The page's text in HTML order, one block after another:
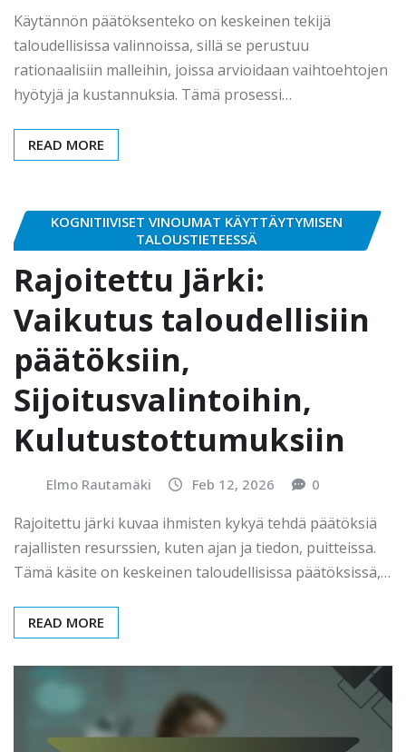
Käytännön päätöksenteko on keskeinen tekijä
taloudellisissa valinnoissa, sillä se perustuu
rationaalisiin malleihin, joissa arvioidaan vaihtoehtojen
hyötyjä ja kustannuksia. Tämä prosessi…
READ MORE
KOGNITIIVISET VINOUMAT KÄYTTÄYTYMISEN
TALOUSTIETEESSÄ
Rajoitettu Järki:
Vaikutus taloudellisiin
päätöksiin,
Sijoitusvalintoihin,
Kulutustottumuksiin
Elmo Rautamäki Feb 12, 2026 0
Rajoitettu järki kuvaa ihmisten kykyä tehdä päätöksiä
rajallisten resurssien, kuten ajan ja tiedon, puitteissa.
Tämä käsite on keskeinen taloudellisissa päätöksissä,…
READ MORE